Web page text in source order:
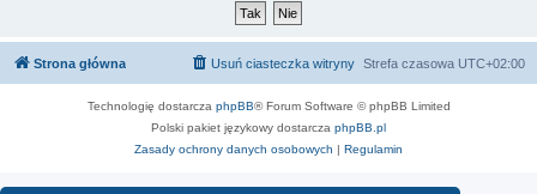
Strona główna Strefa czasowa UTC+02:00
Usuń ciasteczka witryny
Technologię dostarcza phpBB® Forum Software © phpBB Limited
Polski pakiet językowy dostarcza phpBB.pl
Zasady ochrony danych osobowych | Regulamin